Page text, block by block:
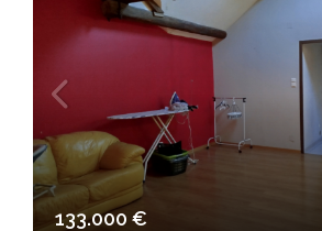
133.000 €